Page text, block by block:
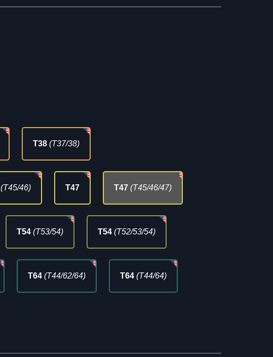
T38 (T37/38)
(T45/46) T47 T47 (T45/46/47)
T54 (T53/54) T54 (T52/53/54)
T64 (T44/62/64) T64 (T44/64)